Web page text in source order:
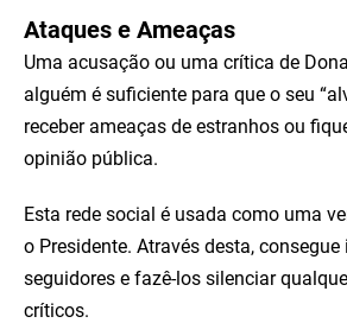
Ataques e Ameaças
Uma acusação ou uma crítica de
alguém é suficiente para que o seu
receber ameaças de estranhos ou
opinião pública.
Esta rede social é usada como uma
o Presidente. Através desta,
seguidores e fazê-los silenciar
críticos.